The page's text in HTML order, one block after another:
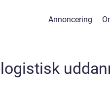
Annoncering
logistisk